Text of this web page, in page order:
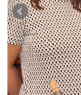
ABO
AUSGABE
ARCHIV
VORTEILSWELT
BÜCHER
WEINSZENE
PORTRAITS
VINOPHILES
ARCHIV
ANMELDEN
AWARDS
GEWINNSPIELE
VORTEILSWELT
TRINKREIFETABELLE
ABO